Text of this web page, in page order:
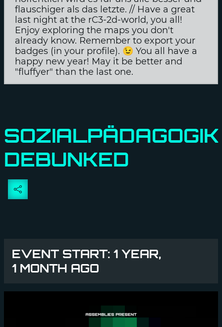
flauschiger als das letzte. // Have a great
last night at the rC3-2d-world, you all!
Enjoy exploring the maps you don't
already know. Remember to export your
badges (in your profile). 😉 You all have a
happy new year! May it be better and
"fluffyer" than the last one.
SOZIALPÄDAGOGIK
DEBUNKED
EVENT START: 1 YEAR,
1 MONTH AGO